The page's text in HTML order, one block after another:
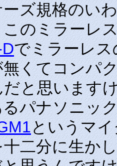
ズ規格のい
のミラーレ
でミラーレ
くてコンパ
と思います
パナソニッ
というマ
二分に生か